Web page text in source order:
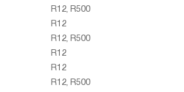
R12, R500
R12
R12, R500
R12
R12
R12, R500